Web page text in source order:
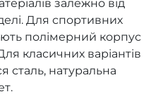
залежно від
Для спортивних
полімерний корпус
класичних варіантів
натуральна